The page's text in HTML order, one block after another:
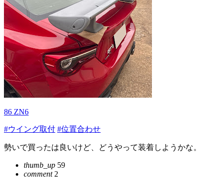
86 ZN6
#ウイング取付 #位置合わせ
勢いで買ったは良いけど、どうやって装着しようかな。
thumb_up 59
comment2